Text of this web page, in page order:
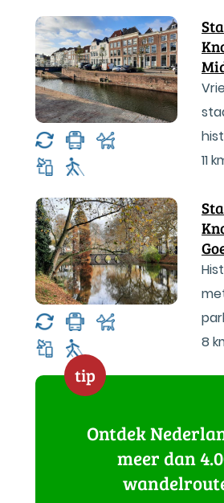
11
8
tip
Ontdek
meer dan